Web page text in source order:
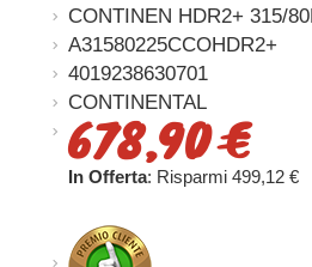
CONTINEN HDR2+ 315/
A31580225CCOHDR2+
4019238630701
CONTINENTAL
678,90 €
In Offerta: Risparmi 499,12 €